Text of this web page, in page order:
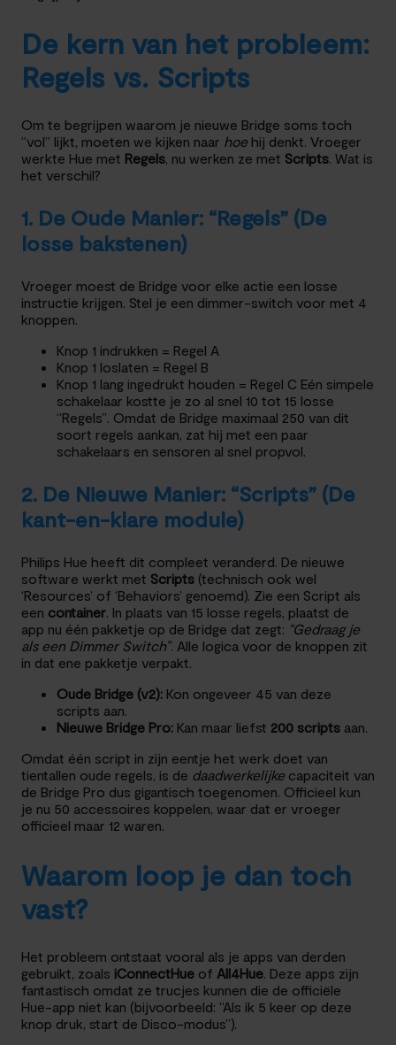
De kern van het probleem:
Regels vs. Scripts
Om te begrijpen waarom je nieuwe Bridge soms toch
“vol” lijkt, moeten we kijken naar hoe hij denkt. Vroeger
werkte Hue met Regels, nu werken ze met Scripts. Wat is
het verschil?
1. De Oude Manier: “Regels” (De
losse bakstenen)
Vroeger moest de Bridge voor elke actie een losse
instructie krijgen. Stel je een dimmer-switch voor met 4
knoppen.
Knop 1 indrukken = Regel A
Knop 1 loslaten = Regel B
Knop 1 lang ingedrukt houden = Regel C Eén simpele
schakelaar kostte je zo al snel 10 tot 15 losse
“Regels”. Omdat de Bridge maximaal 250 van dit
soort regels aankan, zat hij met een paar
schakelaars en sensoren al snel propvol.
2. De Nieuwe Manier: “Scripts” (De
kant-en-klare module)
Philips Hue heeft dit compleet veranderd. De nieuwe
software werkt met Scripts (technisch ook wel
‘Resources’ of ‘Behaviors’ genoemd). Zie een Script als
een container. In plaats van 15 losse regels, plaatst de
app nu één pakketje op de Bridge dat zegt: “Gedraag je
als een Dimmer Switch”. Alle logica voor de knoppen zit
in dat ene pakketje verpakt.
Oude Bridge (v2): Kon ongeveer 45 van deze
scripts aan.
Nieuwe Bridge Pro: Kan maar liefst 200 scripts aan.
Omdat één script in zijn eentje het werk doet van
tientallen oude regels, is de daadwerkelijke capaciteit van
de Bridge Pro dus gigantisch toegenomen. Officieel kun
je nu 50 accessoires koppelen, waar dat er vroeger
officieel maar 12 waren.
Waarom loop je dan toch
vast?
Het probleem ontstaat vooral als je apps van derden
gebruikt, zoals iConnectHue of All4Hue. Deze apps zijn
fantastisch omdat ze trucjes kunnen die de officiële
Hue-app niet kan (bijvoorbeeld: “Als ik 5 keer op deze
knop druk, start de Disco-modus”).